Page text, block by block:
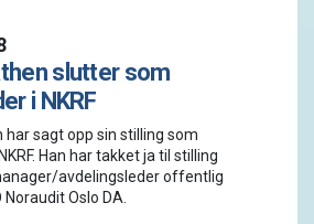
slutter som
i NKRF
har sagt opp sin stilling som
Han har takket ja til stilling
avdelingsleder offentlig
Oslo DA.